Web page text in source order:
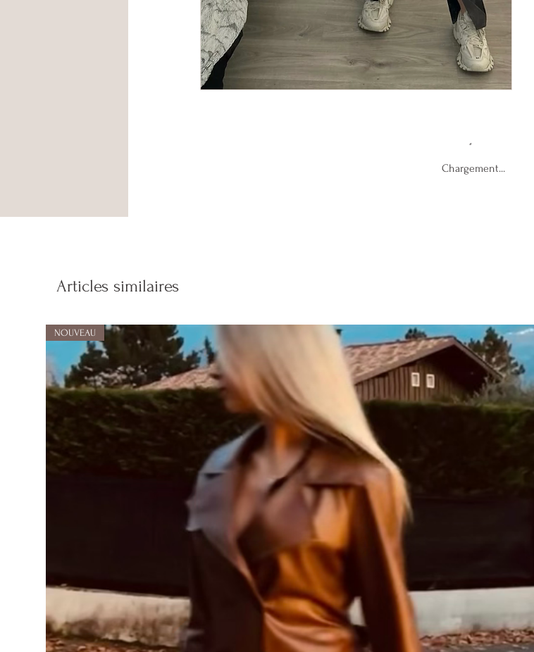
Chargement...
Articles similaires
NOUVEAU